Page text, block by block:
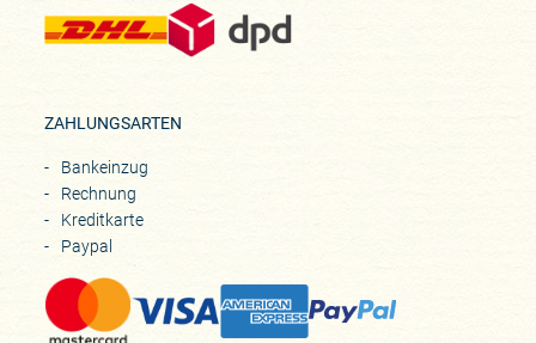
ZAHLUNGSARTEN
Bankeinzug
Rechnung
Kreditkarte
Paypal